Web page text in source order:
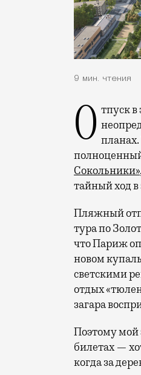
9 мин. чтения
Отпуск в этом году у меня кочует: сначала переехал на август, потом в область
Сокольники»
тайный ход
Пляжный
тура по
что Париж
новом
светскими
отдых
загара
Поэтому мой
билетах —
когда за